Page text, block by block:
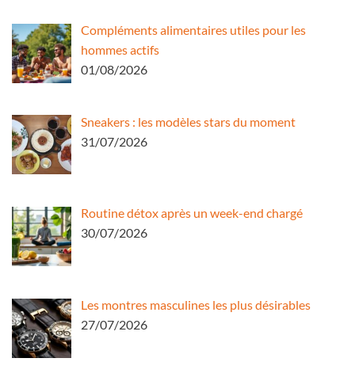
Compléments alimentaires utiles pour les
hommes actifs
01/08/2026
Sneakers : les modèles stars du moment
31/07/2026
Routine détox après un week-end chargé
30/07/2026
Les montres masculines les plus désirables
27/07/2026